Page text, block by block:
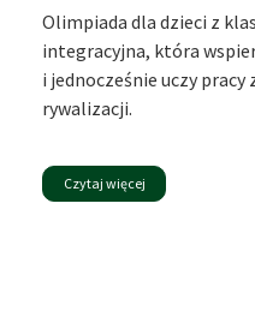
Olimpiada dla dzieci z
integracyjna, która
i jednocześnie uczy pracy
rywalizacji.
Czytaj więcej